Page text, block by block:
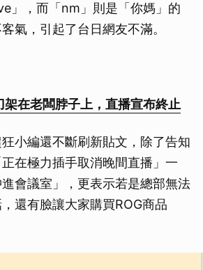
」，而「nm」則是「你媽」的
氣，引起了台日網友不滿。
架在老闆脖子上，直播宣布終止
小編還不斷刷新貼文，除了告知
在極力插手取消晚間直播」一
會議室」，更表示若是總部無法
還有臉讓大家購買ROG商品